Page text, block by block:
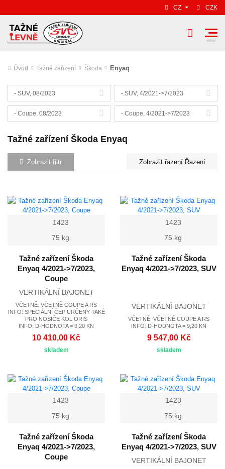
CZ CZK
Úvod Tažné zařízení Škoda Enyaq
- SUV, 08/2023 - SUV, 4/2021->7/2023
- Coupe, 08/2023 - Coupe, 4/2021->7/2023
Tažné zařízení Škoda Enyaq
Zobrazit filtr Řazení
1423
75 kg
Tažné zařízení Škoda
Enyaq 4/2021->7/2023,
Coupe
VERTIKÁLNÍ BAJONET
VČETNĚ: VČETNĚ COUPE A RS
INFO: SPECIÁLNÍ ČEP URČENY TAKÉ
PRO NOSIČE KOL ORIS
INFO: D-HODNOTA = 9,20 KN
10 410,00 Kč
skladem
1423
75 kg
Tažné zařízení Škoda
Enyaq 4/2021->7/2023, SUV
VERTIKÁLNÍ BAJONET
VČETNĚ: VČETNĚ COUPE A RS
INFO: D-HODNOTA = 9,20 KN
9 547,00 Kč
skladem
1423
75 kg
Tažné zařízení Škoda
Enyaq 4/2021->7/2023,
Coupe
1423
75 kg
Tažné zařízení Škoda
Enyaq 4/2021->7/2023, SUV
VERTIKÁLNÍ BAJONET